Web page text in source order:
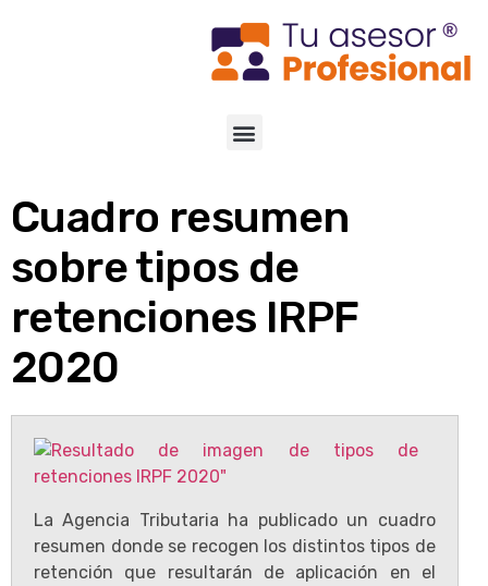
Cuadro resumen
sobre tipos de
retenciones IRPF
2020
La Agencia Tributaria ha publicado un cuadro
resumen donde se recogen los distintos tipos de
retención que resultarán de aplicación en el